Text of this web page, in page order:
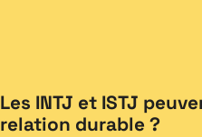
Les INTJ et ISTJ
relation durable ?